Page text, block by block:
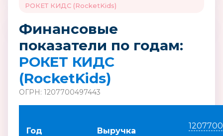
РОКЕТ КИДС (RocketKids)
Финансовые
показатели по годам:
РОКЕТ КИДС
(RocketKids)
ОГРН: 1207700497443
Год Выручка